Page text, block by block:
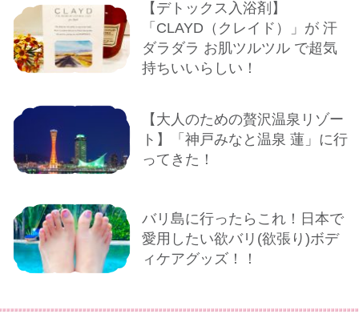
【デトックス入浴剤】
「CLAYD（クレイド）」が 汗
ダラダラ お肌ツルツル で超気
持ちいいらしい！
【大人のための贅沢温泉リゾー
ト】「神戸みなと温泉 蓮」に行
ってきた！
バリ島に行ったらこれ！日本で
愛用したい欲バリ(欲張り)ボデ
ィケアグッズ！！